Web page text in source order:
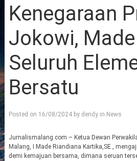
Kenegaraan
Jokowi,
Seluruh
Bersatu
Posted on 16/08/2024by dendyin News
Jurnalismalang.com – Ketua Dewan
Malang, I Made Riandiana Kartika,SE.,
demi kemajuan bersama, dimana seruan